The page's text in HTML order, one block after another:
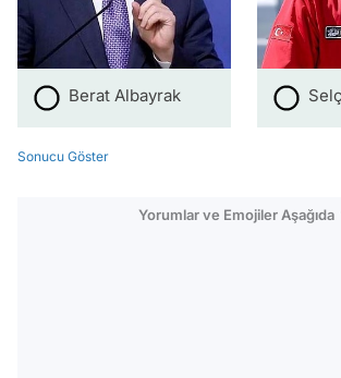
Berat Albayrak
Sonucu Göster
Yorumlar ve Emojiler Aşağıda